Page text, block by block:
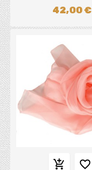
42,00 €
 